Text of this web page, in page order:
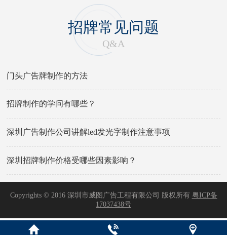
招牌常见问题
Q&A
门头广告牌制作的方法
招牌制作的学问有哪些？
深圳广告制作公司讲解led发光字制作注意事项
深圳招牌制作价格受哪些因素影响？
Copyrights © 2016 深圳市威图广告工程有限公司 版权所有 粤ICP备
17037438号